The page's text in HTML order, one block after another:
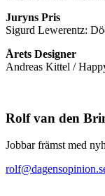
Juryns Pris
Sigurd Lewerentz:
Årets Designer
Andreas Kittel /
Rolf van den
Jobbar främst med